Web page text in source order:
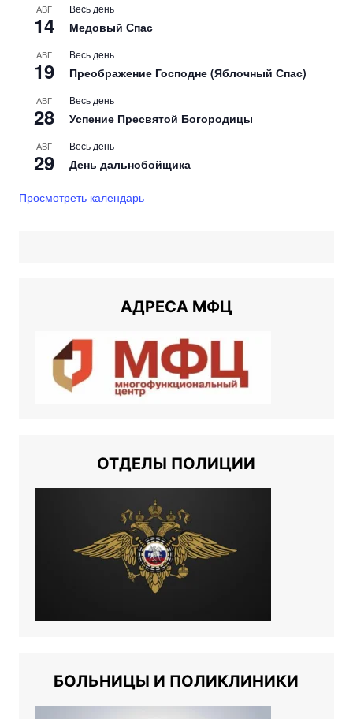
АВГ
14
Весь день
Медовый Спас
АВГ
19
Весь день
Преображение Господне (Яблочный Спас)
АВГ
28
Весь день
Успение Пресвятой Богородицы
АВГ
29
Весь день
День дальнобойщика
Просмотреть календарь
АДРЕСА МФЦ
ОТДЕЛЫ ПОЛИЦИИ
БОЛЬНИЦЫ И ПОЛИКЛИНИКИ